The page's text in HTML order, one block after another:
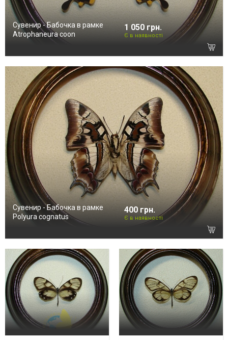
Сувенир - Бабочка в рамке
Atrophaneura coon
1 050 грн.
Є в наявності
Сувенир - Бабочка в рамке
Polyura cognatus
400 грн.
Є в наявності